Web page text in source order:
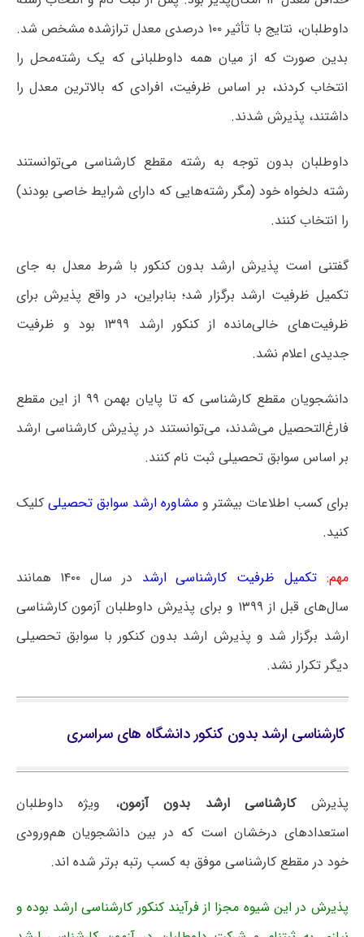
داوطلبان، نتایج با تأثیر ۱۰۰ درصدی معدل ترازشده مشخص شد.
بدین صورت که از میان همه داوطلبانی که یک رشته‌محل را
انتخاب کردند، بر اساس ظرفیت، افرادی که بالاترین معدل را
داشتند، پذیرش شدند.
داوطلبان بدون توجه به رشته مقطع کارشناسی می‌توانستند
رشته دلخواه خود (مگر رشته‌هایی که دارای شرایط خاصی بودند)
را انتخاب کنند.
گفتنی است پذیرش ارشد بدون کنکور با شرط معدل به جای
تکمیل ظرفیت ارشد برگزار شد؛ بنابراین، در واقع پذیرش برای
ظرفیت‌های خالی‌مانده از کنکور ارشد ۱۳۹۹ بود و ظرفیت
جدیدی اعلام نشد.
دانشجویان مقطع کارشناسی که تا پایان بهمن ۹۹ از این مقطع
فارغ‌التحصیل می‌شدند، می‌توانستند در پذیرش کارشناسی ارشد
بر اساس سوابق تحصیلی ثبت نام کنند.
برای کسب اطلاعات بیشتر ومشاوره ارشد سوابق تحصیلی کلیک
کنید.
مهم: تکمیل ظرفیت کارشناسی ارشد
در سال ۱۴۰۰ همانند
سال‌های قبل از ۱۳۹۹ و برای پذیرش داوطلبان آزمون کارشناسی
ارشد برگزار شد و پذیرش ارشد بدون کنکور با سوابق تحصیلی
دیگر تکرار نشد.
کارشناسی ارشد بدون کنکور دانشگاه های سراسری
پذیرشکارشناسی ارشد بدون آزمون، ویژه داوطلبان
استعدادهای درخشان است که در بین دانشجویان هم‌ورودی
خود در مقطع کارشناسی موفق به کسب رتبه برتر شده ‎اند.
پذیرش در این شیوه مجزا از فرآیند کنکور کارشناسی ارشد بوده و